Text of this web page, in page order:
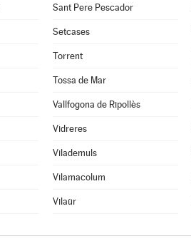
Sant Pere Pescador
Setcases
Torrent
Tossa de Mar
Vallfogona de Ripollès
Vidreres
Vilademuls
Vilamacolum
Vilaür